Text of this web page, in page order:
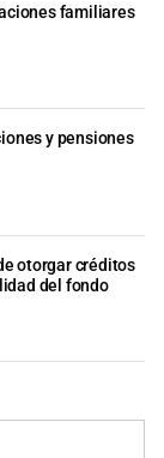
familiares
y pensiones
otorgar créditos
del fondo